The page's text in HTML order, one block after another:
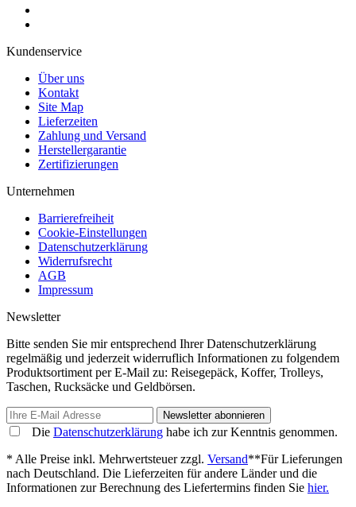
Kundenservice
Über uns
Kontakt
Site Map
Lieferzeiten
Zahlung und Versand
Herstellergarantie
Zertifizierungen
Unternehmen
Barrierefreiheit
Cookie-Einstellungen
Datenschutzerklärung
Widerrufsrecht
AGB
Impressum
Newsletter
Bitte senden Sie mir entsprechend Ihrer Datenschutzerklärung
regelmäßig und jederzeit widerruflich Informationen zu folgendem
Produktsortiment per E-Mail zu: Reisegepäck, Koffer, Trolleys,
Taschen, Rucksäcke und Geldbörsen.
Newsletter abonnieren
Die Datenschutzerklärung habe ich zur Kenntnis genommen.
* Alle Preise inkl. Mehrwertsteuer zzgl. Versand**Für Lieferungen
nach Deutschland. Die Lieferzeiten für andere Länder und die
Informationen zur Berechnung des Liefertermins finden Sie hier.